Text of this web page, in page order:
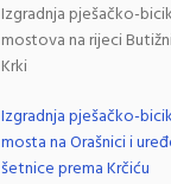
Izgradnja pješačko-
mostova na rijeci
Krki
Izgradnja pješačko-
mosta na Orašnici i
šetnice prema Krčiću